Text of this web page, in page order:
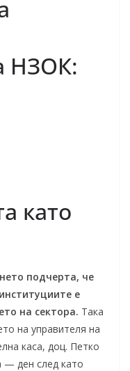
НЗОК:
като
подчерта, че
е
на сектора. Така
на управителя на
каса, доц. Петко
— ден след като